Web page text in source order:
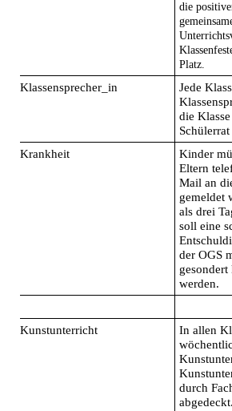
die
Platz.
Klassensprecher_in
Jede
die
Krankheit
Kinder
Eltern
Mail an
gemeldet
als drei
soll eine
der OGS
werden.
Kunstunterricht
In allen
durch
abgedeckt.